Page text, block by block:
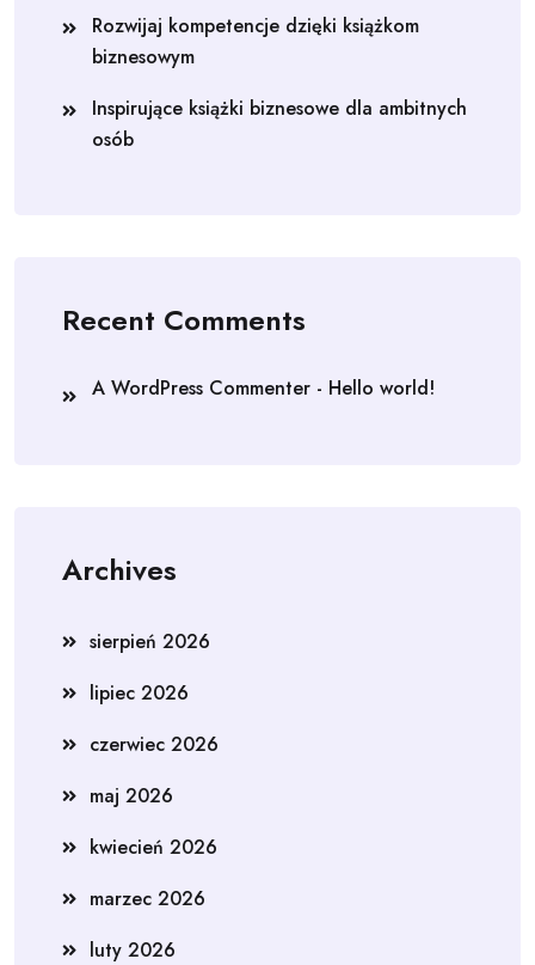
Rozwijaj kompetencje dzięki książkom
biznesowym
Inspirujące książki biznesowe dla ambitnych
osób
Recent Comments
A WordPress Commenter - Hello world!
Archives
sierpień 2026
lipiec 2026
czerwiec 2026
maj 2026
kwiecień 2026
marzec 2026
luty 2026